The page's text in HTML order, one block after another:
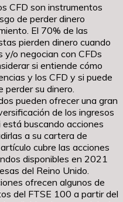
CFD son instrumentos
de perder dinero
El 70% de las
pierden dinero cuando
y/o negocian con CFDs
si entiende cómo
y los CFD y si puede
perder su dinero.
pueden ofrecer una gran
de los ingresos
buscando acciones
a su cartera de
cubre las acciones
disponibles en 2021
del Reino Unido.
ofrecen algunos de
del FTSE 100 a partir del